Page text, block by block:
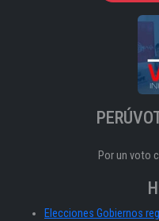
Por un voto
Elecciones Gobiernos